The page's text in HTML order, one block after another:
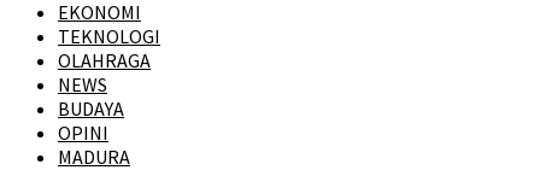
EKONOMI
TEKNOLOGI
OLAHRAGA
NEWS
BUDAYA
OPINI
MADURA